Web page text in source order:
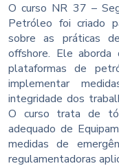
O curso NR 37 –
Petróleo foi criado
sobre as práticas
offshore. Ele aborda
plataformas de
implementar
integridade dos
O curso trata de
adequado de
medidas de
regulamentadoras